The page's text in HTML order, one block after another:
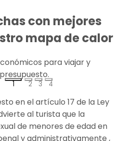
con mejores
mapa de calor
para viajar y
1 2 3 4
en el artículo 17 de la Ley
al turista que la
de menores de edad en
y administrativamente ,